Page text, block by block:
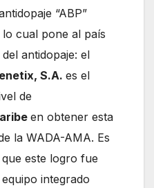
“ABP”
cual pone al país
antidopaje: el
S.A. es el
de
en obtener esta
la WADA-AMA. Es
este logro fue
integrado